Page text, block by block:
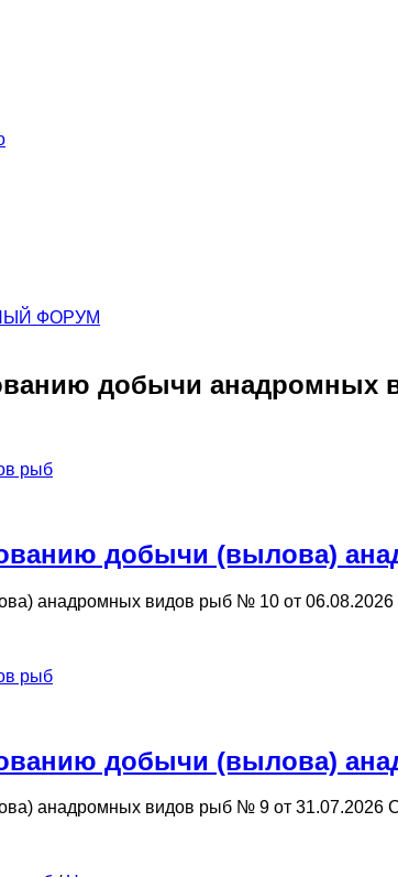
ФОРУМ
добычи анадромных
рыб
добычи (вылова)
анадромных видов рыб № 10 от
рыб
добычи (вылова)
анадромных видов рыб № 9 от 31.07.2026